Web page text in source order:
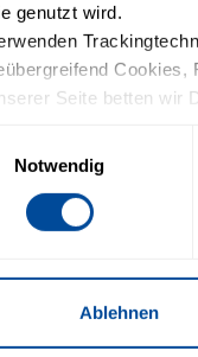
genutzt wird.
Cookies,
Seite betten wir
widerrufen. Mehr
Notwendig
Ablehnen